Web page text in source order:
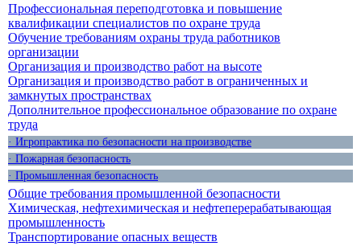
Профессиональная переподготовка и повышение
квалификации специалистов по охране труда
Обучение требованиям охраны труда работников
организации
Организация и производство работ на высоте
Организация и производство работ в ограниченных и
замкнутых пространствах
Дополнительное профессиональное образование по охране
труда
· Игропрактика по безопасности на производстве
· Пожарная безопасность
· Промышленная безопасность
Общие требования промышленной безопасности
Химическая, нефтехимическая и нефтеперерабатывающая
промышленность
Транспортирование опасных веществ